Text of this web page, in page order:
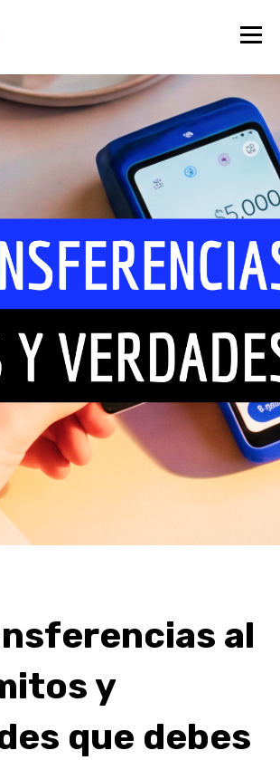
al
y
que debes